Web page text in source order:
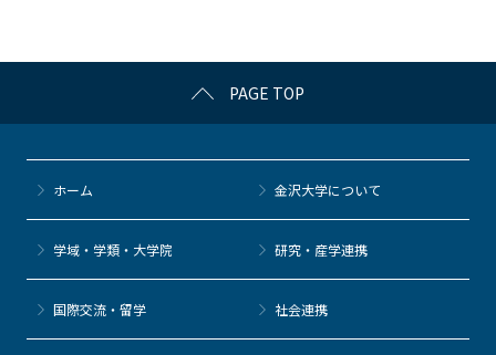
k
PAGE TOP
ホーム 金沢大学について
学域・学類・大学院 研究・産学連携
国際交流・留学 社会連携